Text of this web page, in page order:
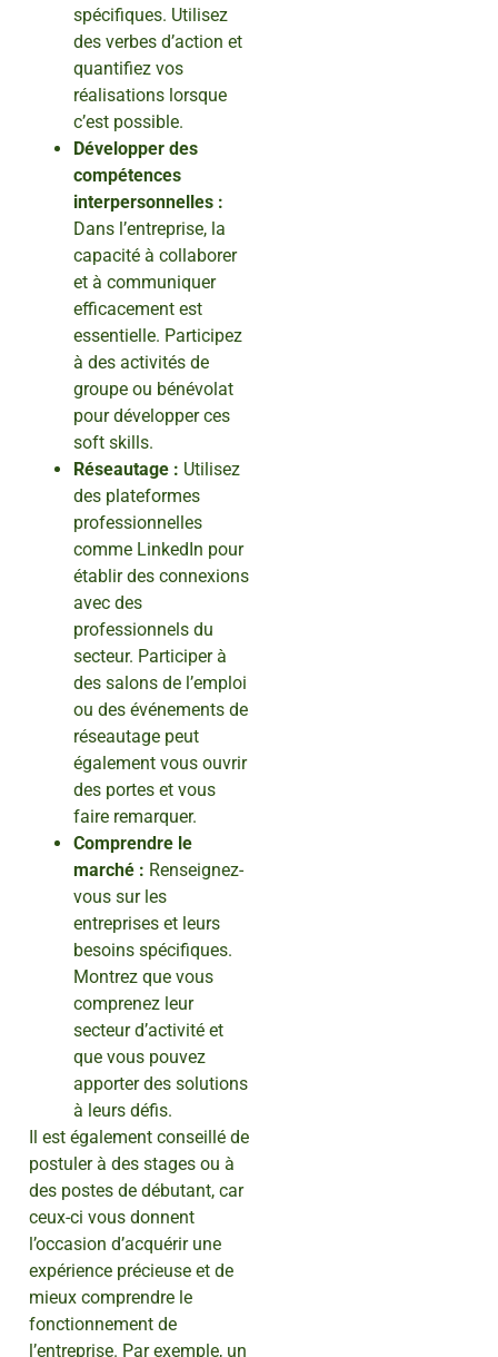
spécifiques. Utilisez
des verbes d’action et
quantifiez vos
réalisations lorsque
c’est possible.
Développer des
compétences
interpersonnelles :
Dans l’entreprise, la
capacité à collaborer
et à communiquer
efficacement est
essentielle. Participez
à des activités de
groupe ou bénévolat
pour développer ces
soft skills.
Réseautage : Utilisez
des plateformes
professionnelles
comme LinkedIn pour
établir des connexions
avec des
professionnels du
secteur. Participer à
des salons de l’emploi
ou des événements de
réseautage peut
également vous ouvrir
des portes et vous
faire remarquer.
Comprendre le
marché : Renseignez-
vous sur les
entreprises et leurs
besoins spécifiques.
Montrez que vous
comprenez leur
secteur d’activité et
que vous pouvez
apporter des solutions
à leurs défis.
Il est également conseillé de
postuler à des stages ou à
des postes de débutant, car
ceux-ci vous donnent
l’occasion d’acquérir une
expérience précieuse et de
mieux comprendre le
fonctionnement de
l’entreprise. Par exemple, un